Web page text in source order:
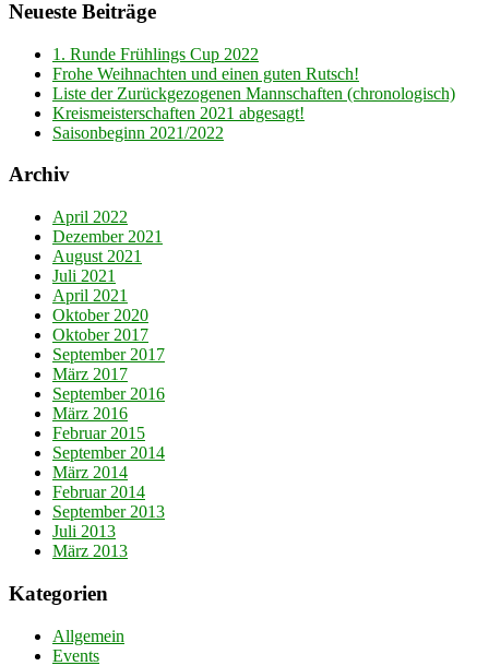
Neueste Beiträge
1. Runde Frühlings Cup 2022
Frohe Weihnachten und einen guten Rutsch!
Liste der Zurückgezogenen Mannschaften (chronologisch)
Kreismeisterschaften 2021 abgesagt!
Saisonbeginn 2021/2022
Archiv
April 2022
Dezember 2021
August 2021
Juli 2021
April 2021
Oktober 2020
Oktober 2017
September 2017
März 2017
September 2016
März 2016
Februar 2015
September 2014
März 2014
Februar 2014
September 2013
Juli 2013
März 2013
Kategorien
Allgemein
Events